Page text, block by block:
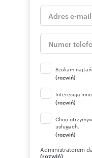
Szukam
(rozwiń)
Interesują
(rozwiń)
Chcę
usługach.
(rozwiń)
Administratorem
(rozwiń)